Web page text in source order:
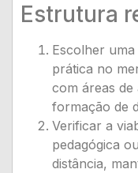
Estrutura
Escolher
prática no
com áreas de
formação de
Verificar a
pedagógica
distância,